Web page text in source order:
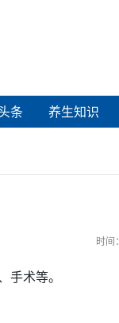
条 养生知识
时间：
手术等。